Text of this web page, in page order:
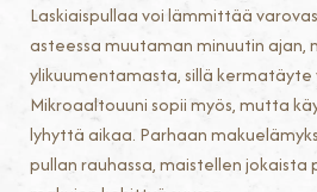
Laskiaispullaa voi lämmittää
asteessa muutaman minuutin ajan,
ylikuumentamasta, sillä kermatäyte
Mikroaaltouuni sopii myös, mutta
lyhyttä aikaa. Parhaan
pullan rauhassa, maistellen jokaista